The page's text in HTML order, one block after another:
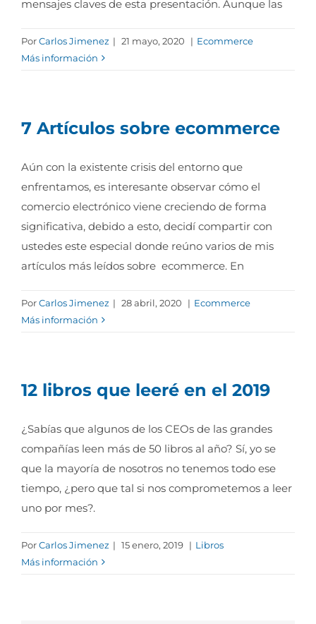
mensajes claves de esta presentación. Aunque las
PorCarlos Jimenez | 21 mayo, 2020 | Ecommerce
Más información
7 Artículos sobre ecommerce
Aún con la existente crisis del entorno que
enfrentamos, es interesante observar cómo el
comercio electrónico viene creciendo de forma
significativa, debido a esto, decidí compartir con
ustedes este especial donde reúno varios de mis
artículos más leídos sobre ecommerce. En
PorCarlos Jimenez | 28 abril, 2020 | Ecommerce
Más información
12 libros que leeré en el 2019
¿Sabías que algunos de los CEOs de las grandes
compañías leen más de 50 libros al año? Sí, yo se
que la mayoría de nosotros no tenemos todo ese
tiempo, ¿pero que tal si nos comprometemos a leer
uno por mes?.
PorCarlos Jimenez | 15 enero, 2019 | Libros
Más información